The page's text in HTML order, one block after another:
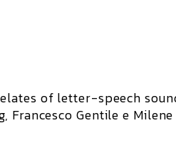
of letter-speech
Francesco Gentile e Milene